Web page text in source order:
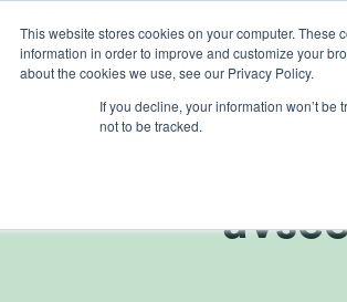
This website stores cookies on your computer.
information in order to improve and customize your
about the cookies we use, see our Privacy Policy.
If you decline, your information won’t
not to be tracked.